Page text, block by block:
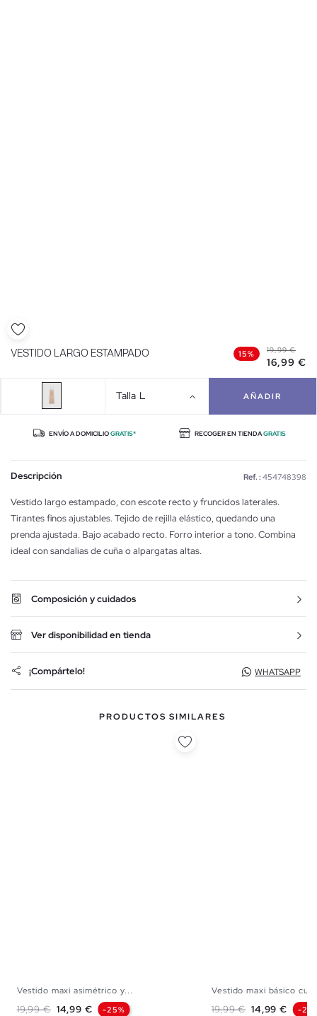
VESTIDO LARGO ESTAMPADO 15% 19,99 €
16,99 €
Talla L AÑADIR
ENVÍO A DOMICILIOGRATIS* RECOGER EN TIENDAGRATIS
Descripción Ref. : 454748398
Vestido largo estampado, con escote recto y fruncidos laterales.
Tirantes finos ajustables. Tejido de rejilla elástico, quedando una
prenda ajustada. Bajo acabado recto. Forro interior a tono. Combina
ideal con sandalias de cuña o alpargatas altas.
Composición y cuidados
Ver disponibilidad en tienda
¡Compártelo! WHATSAPP
PRODUCTOS SIMILARES
M
Vestido maxi asimétrico y...
Precio base
19,99 € Precio
14,99 € -25%
Vestido maxi básico
Precio base
19,99 € Precio
14,99 € -